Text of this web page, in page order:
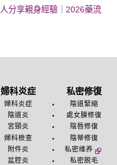
分享親身經驗｜2026藥流
婦科炎症
婦科炎症
陰道炎
宮頸炎
婦科檢查
附件炎
盆腔炎
私密修復
陰道緊縮
處女膜修復
陰唇修復
陰蒂修復
私密维养
私密脱毛